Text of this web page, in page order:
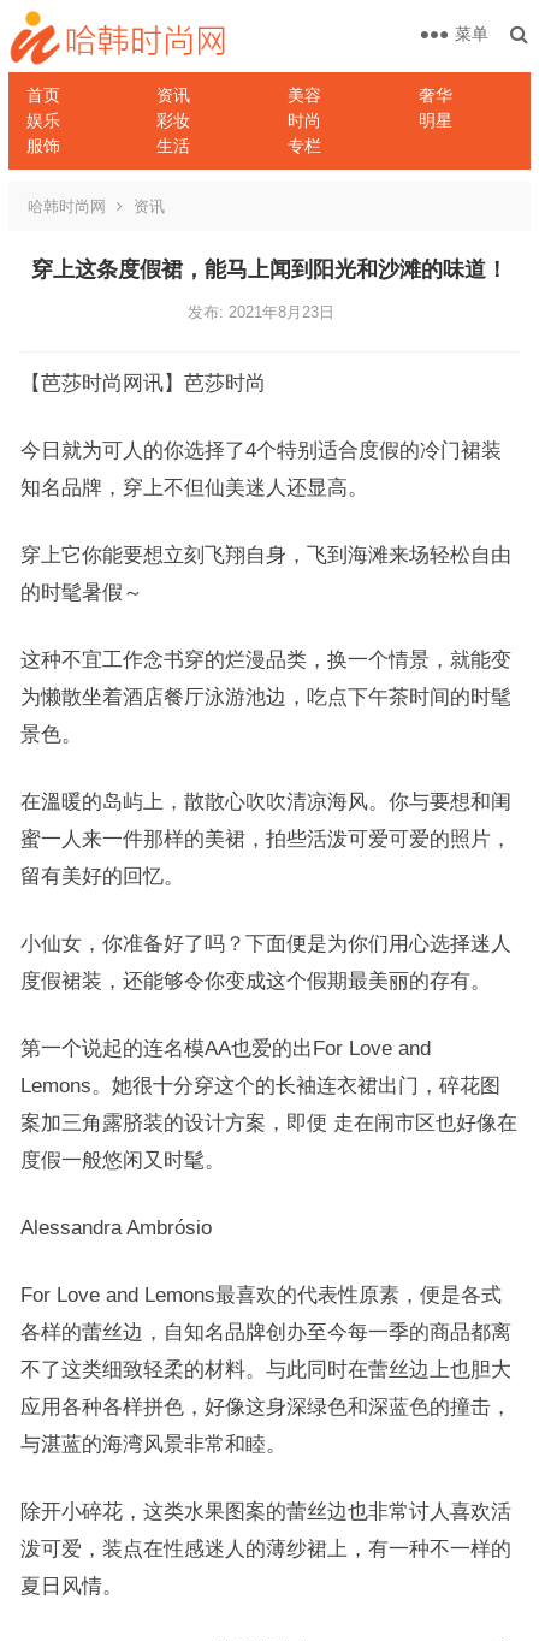
首页 资讯 美容
奢华
娱乐
彩妆 时尚
明星
服饰
生活 专栏
菜单
哈韩时尚网 资讯
穿上这条度假裙，能马上闻到阳光和沙滩的味道！
发布: 2021年8月23日
【芭莎时尚网讯】芭莎时尚
今日就为可人的你选择了4个特别适合度假的冷门裙装
知名品牌，穿上不但仙美迷人还显高。
穿上它你能要想立刻飞翔自身，飞到海滩来场轻松自由
的时髦暑假～
这种不宜工作念书穿的烂漫品类，换一个情景，就能变
为懒散坐着酒店餐厅泳游池边，吃点下午茶时间的时髦
景色。
在溫暖的岛屿上，散散心吹吹清凉海风。你与要想和闺
蜜一人来一件那样的美裙，拍些活泼可爱可爱的照片，
留有美好的回忆。
小仙女，你准备好了吗？下面便是为你们用心选择迷人
度假裙装，还能够令你变成这个假期最美丽的存有。
第一个说起的连名模AA也爱的出For Love and
Lemons。她很十分穿这个的长袖连衣裙出门，碎花图
案加三角露脐装的设计方案，即便 走在闹市区也好像在
度假一般悠闲又时髦。
Alessandra Ambrósio
For Love and Lemons最喜欢的代表性原素，便是各式
各样的蕾丝边，自知名品牌创办至今每一季的商品都离
不了这类细致轻柔的材料。与此同时在蕾丝边上也胆大
应用各种各样拼色，好像这身深绿色和深蓝色的撞击，
与湛蓝的海湾风景非常和睦。
除开小碎花，这类水果图案的蕾丝边也非常讨人喜欢活
泼可爱，装点在性感迷人的薄纱裙上，有一种不一样的
夏日风情。